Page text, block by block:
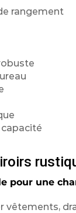
rangement
pour une
vêtements,